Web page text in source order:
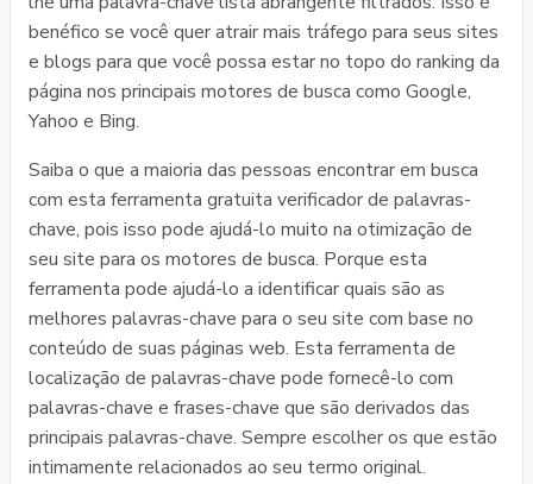
benéfico se você quer atrair mais tráfego para seus sites
e blogs para que você possa estar no topo do ranking da
página nos principais motores de busca como Google,
Yahoo e Bing.
Saiba o que a maioria das pessoas encontrar em busca
com esta ferramenta gratuita verificador de palavras-
chave, pois isso pode ajudá-lo muito na otimização de
seu site para os motores de busca. Porque esta
ferramenta pode ajudá-lo a identificar quais são as
melhores palavras-chave para o seu site com base no
conteúdo de suas páginas web. Esta ferramenta de
localização de palavras-chave pode fornecê-lo com
palavras-chave e frases-chave que são derivados das
principais palavras-chave. Sempre escolher os que estão
intimamente relacionados ao seu termo original.